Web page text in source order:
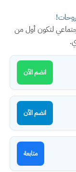
لتكون أول من
انضم الآن
انضم الآن
متابعة